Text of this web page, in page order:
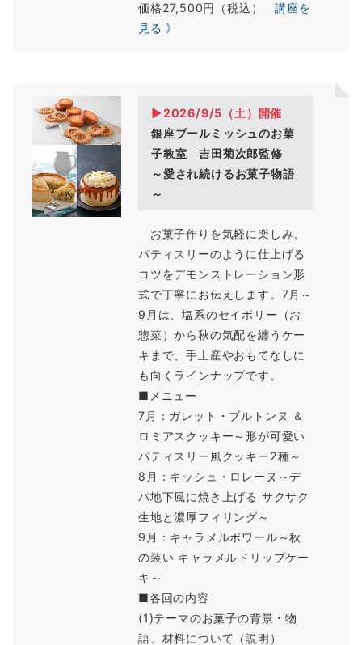
価格27,500円（税込）講座を
見る 》
▶2026/9/5（土 ）開催
銀座ブールミッシュのお菓
子教室 吉田菊次郎監修
～愛され続けるお菓子物語
～
お菓子作りを気軽に楽しみ、
パティスリーのように仕上げる
コツをデモンストレーション形
式で丁寧にお伝えします。7月～
9月は、塩系のセイボリー（お
惣菜）から秋の気配を纏うケー
キまで、手土産やおもてなしに
も向くラインナップです。
■メニュー
7月：ガレット・ブルトンヌ ＆
ロミアスクッキー～形が可愛い
パティスリー風クッキー2種～
8月：キッシュ・ロレーヌ～デ
パ地下風に焼き上げる サクサク
生地と濃厚フィリング～
9月：キャラメルポワール～秋
の装い キャラメルドリップケー
キ～
■各回の内容
(1)テーマのお菓子の背景・物
語、材料について（説明）